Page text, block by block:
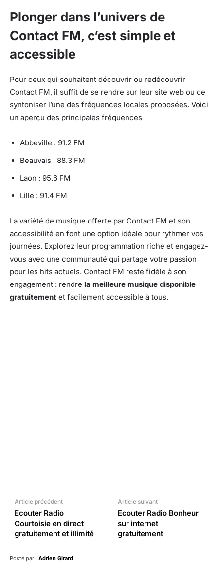
Plonger dans l’univers de
Contact FM, c’est simple et
accessible
Pour ceux qui souhaitent découvrir ou redécouvrir
Contact FM, il suffit de se rendre sur leur site web ou de
syntoniser l’une des fréquences locales proposées. Voici
un aperçu des principales fréquences :
Abbeville : 91.2 FM
Beauvais : 88.3 FM
Laon : 95.6 FM
Lille : 91.4 FM
La variété de musique offerte par Contact FM et son
accessibilité en font une option idéale pour rythmer vos
journées. Explorez leur programmation riche et engagez-
vous avec une communauté qui partage votre passion
pour les hits actuels. Contact FM reste fidèle à son
engagement : rendre la meilleure musique disponible
gratuitement et facilement accessible à tous.
Article précédent
Ecouter Radio
Courtoisie en direct
gratuitement et illimité
Article suivant
Ecouter Radio Bonheur
sur internet
gratuitement
Posté par : Adrien Girard